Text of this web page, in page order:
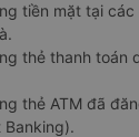
tiền mặt tại
thẻ thanh toán
thẻ ATM đã